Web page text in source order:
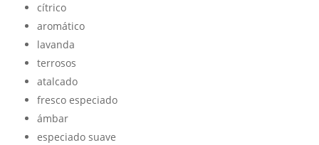
cítrico
aromático
lavanda
terrosos
atalcado
fresco especiado
ámbar
especiado suave